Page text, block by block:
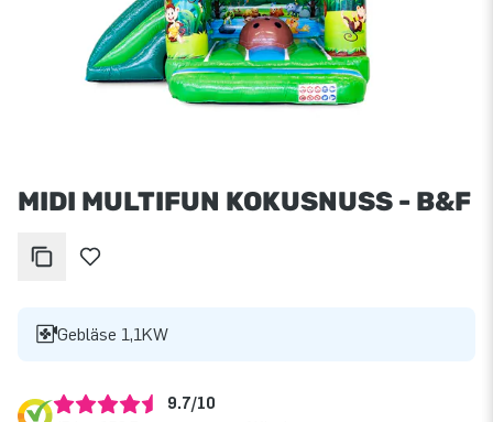
MIDI MULTIFUN KOKUSNUSS - B&F
Gebläse 1,1KW
9.7/10